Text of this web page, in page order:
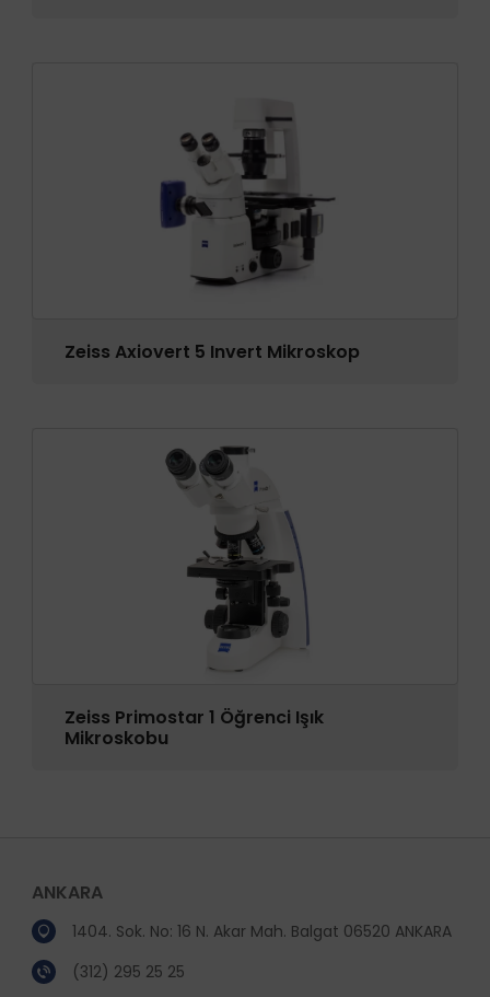
Zeiss Axiovert 5 Invert Mikroskop
Zeiss Primostar 1 Öğrenci Işık
Mikroskobu
ANKARA
1404. Sok. No: 16 N. Akar Mah. Balgat 06520 ANKARA
(312) 295 25 25